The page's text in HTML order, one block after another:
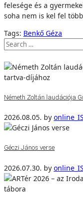
felesége és a
soha nem is kel fel
Tags: Benkő Géza
Németh Zoltán laudációja
2026.08.05. by
Géczi János verse
2026.07.30. by